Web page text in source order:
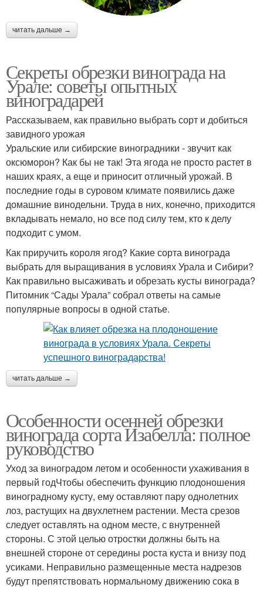
читать дальше →
Секреты обрезки винограда на
Урале: советы опытных
виноградарей
Рассказываем, как правильно выбрать сорт и добиться
завидного урожая
Уральские или сибирские виноградники - звучит как
оксюморон? Как бы не так! Эта ягода не просто растет в
наших краях, а еще и приносит отличный урожай. В
последние годы в суровом климате появились даже
домашние винодельни. Труда в них, конечно, приходится
вкладывать немало, но все под силу тем, кто к делу
подходит с умом.
Как приручить короля ягод? Какие сорта винограда
выбрать для выращивания в условиях Урала и Сибири?
Как правильно высаживать и обрезать кусты винограда?
Питомник “Сады Урала” собрал ответы на самые
популярные вопросы в одной статье.
читать дальше →
Особенности осенней обрезки
винограда сорта Изабелла: полное
руководство
Уход за виноградом летом и особенности ухаживания в
первый годЧтобы обеспечить функцию плодоношения
виноградному кусту, ему оставляют пару однолетних
лоз, растущих на двухлетнем растении. Места срезов
следует оставлять на одном месте, с внутренней
стороны. С этой целью отростки должны быть на
внешней стороне от середины роста куста и внизу под
усиками. Неправильно размещенные места надрезов
будут препятствовать нормальному движению сока в